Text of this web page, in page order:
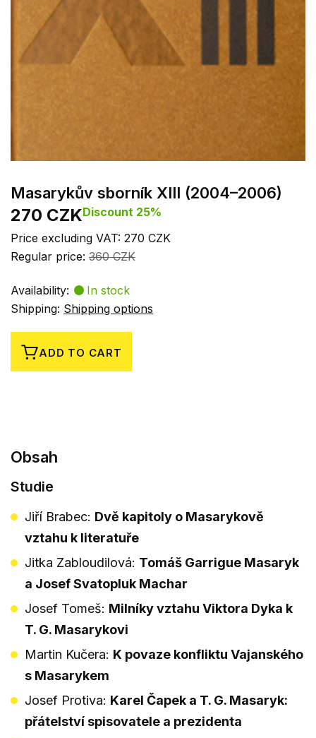
Masarykův sborník XIII (2004–2006)
270 CZKDiscount 25%
Price excluding VAT: 270 CZK
Regular price: 360 CZK
Availability:
In stock
Shipping: Shipping options
ADD TO CART
Obsah
Studie
Jiří Brabec: Dvě kapitoly o Masarykově
vztahu k literatuře
Jitka Zabloudilová: Tomáš Garrigue Masaryk
a Josef Svatopluk Machar
Josef Tomeš: Milníky vztahu Viktora Dyka k
T. G. Masarykovi
Martin Kučera: K povaze konfliktu Vajanského
s Masarykem
Josef Protiva: Karel Čapek a T. G. Masaryk:
přátelství spisovatele a prezidenta